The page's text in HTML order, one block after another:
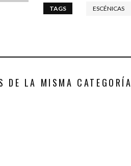
TAGS ESCÉNICAS
DE LA MISMA CATEGORÍA